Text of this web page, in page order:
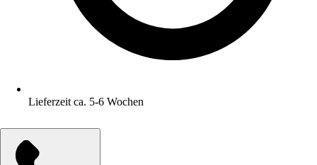
Lieferzeit ca. 5-6 Wochen